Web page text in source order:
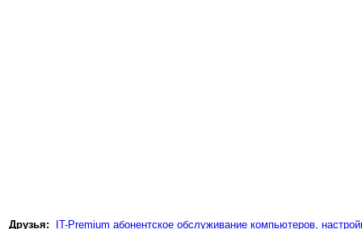
Друзья:
IT-Premium абонентское обслуживание компьютеров,